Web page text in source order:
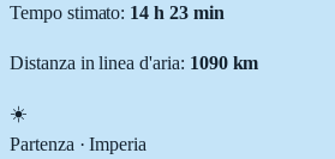
Tempo stimato: 14 h 23 min
Distanza in linea d'aria: 1090km
☀️
Partenza ·Imperia